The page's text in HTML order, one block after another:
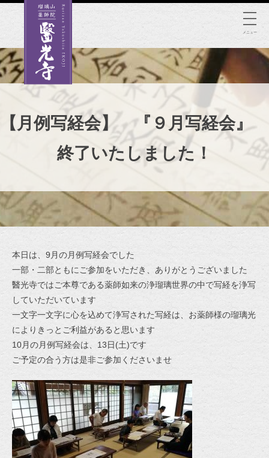
メニュー
【月例写経会】 『９月写経会』
終了いたしました！
本日は、9月の月例写経会でした
一部・二部ともにご参加をいただき、ありがとうございました
醫光寺ではご本尊である薬師如来の浄瑠璃世界の中で写経を浄写
していただいています
一文字一文字に心を込めて浄写された写経は、お薬師様の瑠璃光
によりきっとご利益があると思います
10月の月例写経会は、13日(土)です
ご予定の合う方は是非ご参加くださいませ